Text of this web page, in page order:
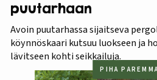
puutarhaan
Avoin puutarhassa sijaitseva
köynnöskaari kutsuu luokseen ja
lävitseen kohti seikkailuja.
PIHA